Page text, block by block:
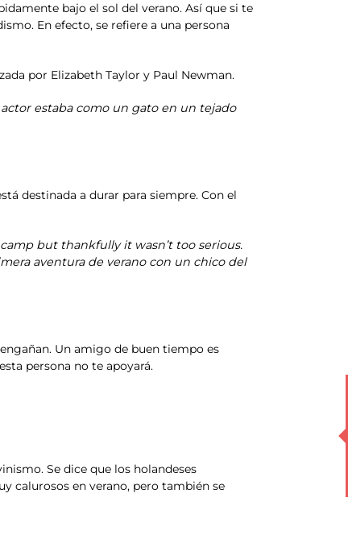
bajo el sol del verano. Así que si te
En efecto, se refiere a una persona
por Elizabeth Taylor y Paul Newman.
estaba como un gato en un tejado
destinada a durar para siempre. Con el
but thankfully it wasn’t too serious.
aventura de verano con un chico del
Un amigo de buen tiempo es
persona no te apoyará.
Se dice que los holandeses
calurosos en verano, pero también se